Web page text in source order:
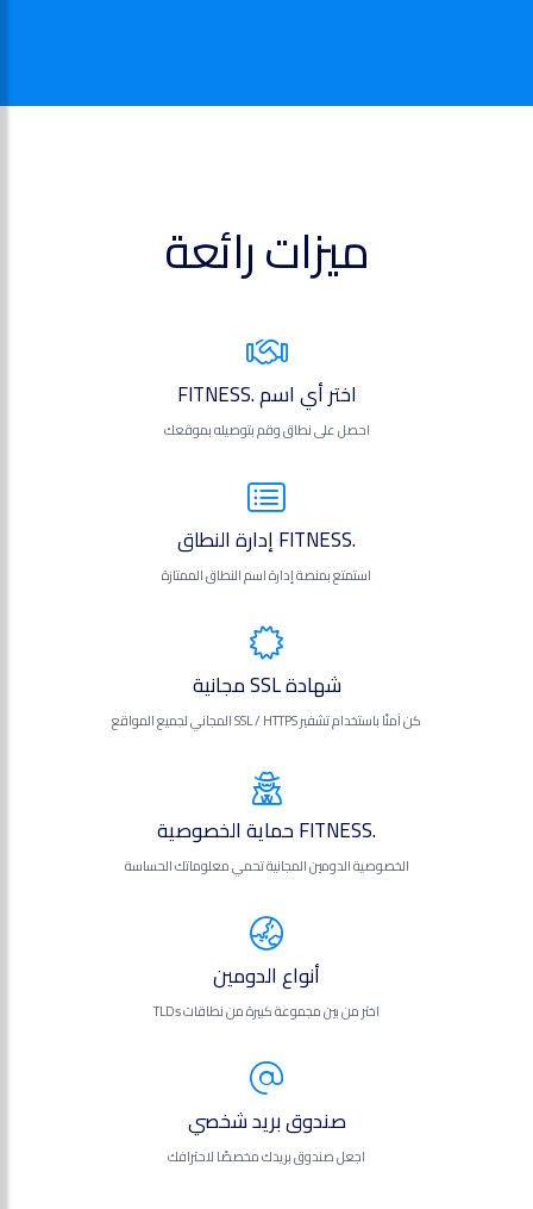
ميزات رائعة
اختر أي اسم .FITNESS
احصل على نطاق وقم بتوصيله بموقعك
.FITNESS إدارة النطاق
استمتع بمنصة إدارة اسم النطاق الممتازة
شهادة SSL مجانية
كن آمنًا باستخدام تشفير SSL / HTTPS المجاني لجميع المواقع
.FITNESS حماية الخصوصية
الخصوصية الدومين المجانية تحمي معلوماتك الحساسة
أنواع الدومين
اختر من بين مجموعة كبيرة من نطاقات TLDs
صندوق بريد شخصي
اجعل صندوق بريدك مخصصًا لاحترافك